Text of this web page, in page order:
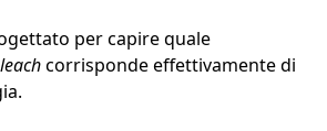
per capire quale
corrisponde effettivamente di